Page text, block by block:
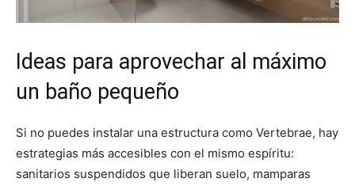
Ideas para aprovechar al máximo
un baño pequeño
Si no puedes instalar una estructura como Vertebrae, hay
estrategias más accesibles con el mismo espíritu:
sanitarios suspendidos que liberan suelo, mamparas